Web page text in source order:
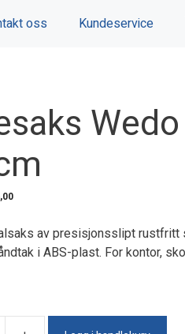
oss Kundeservice
av presisjonsslipt rustfritt
i ABS-plast. For kontor,